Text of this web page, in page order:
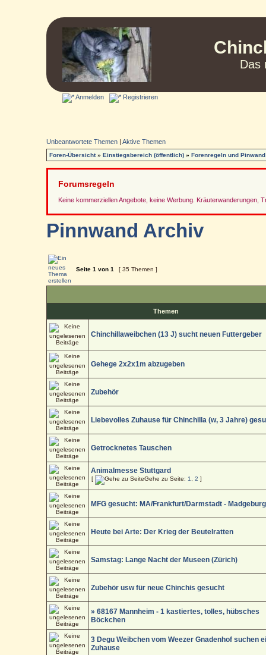
Das
Anmelden Registrieren
Unbeantwortete Themen |Aktive Themen
Foren-Übersicht»Einstiegsbereich (öffentlich) »Forenregeln und Pinwand
Forumsregeln
Keine kommerziellen Angebote, keine Werbung.
Pinnwand Archiv
Seite1 von1 [ 35 Themen ]
Themen
Chinchillaweibchen (13 J) sucht neuen Futtergeber
Gehege 2x2x1m abzugeben
Zubehör
Liebevolles Zuhause für Chinchilla (w, 3 Jahre)
Getrocknetes Tauschen
Animalmesse Stuttgard
[ Gehe zu Seite: 1 ,2 ]
MFG gesucht: MA/Frankfurt/Darmstadt - Madgeburg
Heute bei Arte: Der Krieg der Beutelratten
Samstag: Lange Nacht der Museen (Zürich)
Zubehör usw für neue Chinchis gesucht
» 68167 Mannheim - 1 kastiertes, tolles, hübsches
Böckchen
3 Degu Weibchen vom Weezer Gnadenhof suchen
Zuhause